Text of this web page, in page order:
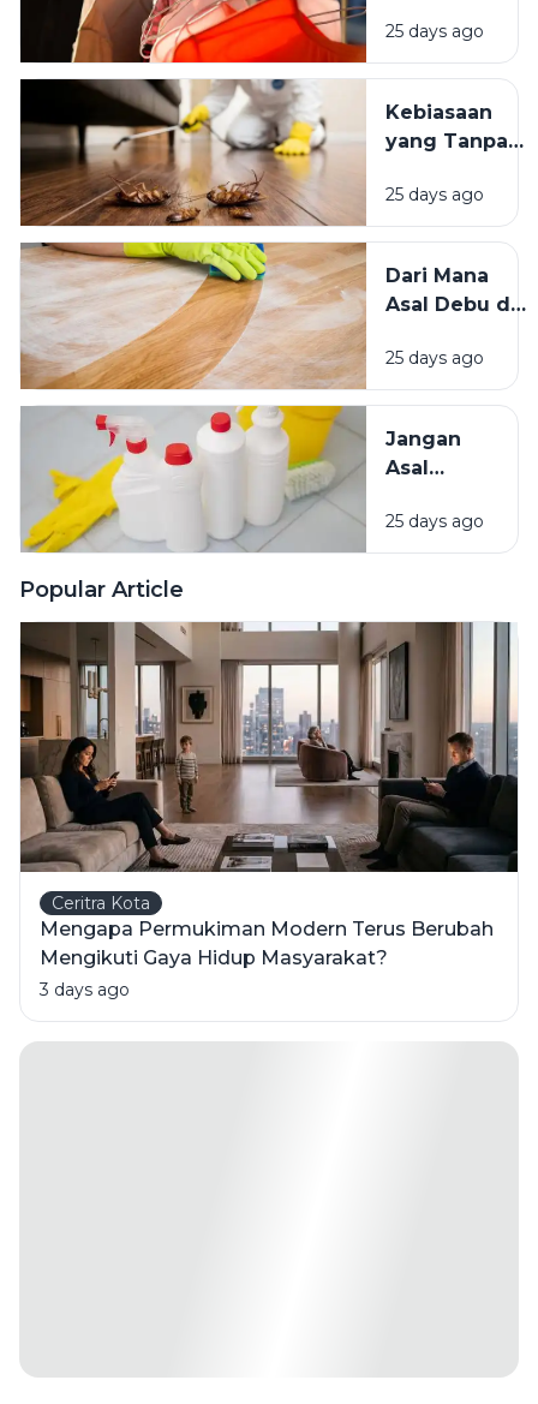
Kesejahteraan
Kita?
atau Di
Tempat
Mana yang
Lebih
25 days ago
Kebiasaan
yang Tanpa
Mengundang
Kecoak,
Hama
Lainnya Ke
25 days ago
Dari Mana
Asal Debu di
Kenali
Penyebab
Mengatasinya
25 days ago
Jangan
Asal
Bahan
Pembersih
25 days ago
Popular Article
Ceritra Kota
Mengapa Permukiman Modern Terus Berubah
Mengikuti Gaya Hidup Masyarakat?
3 days ago